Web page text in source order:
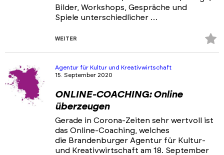
Bilder, Workshops, Gespräche und
Spiele unterschiedlicher …
WEITER
Agentur für Kultur und Kreativwirtschaft
15. September 2020
ONLINE-COACHING: Online
überzeugen
Gerade in Corona-Zeiten sehr wertvoll ist
das Online-Coaching, welches
die Brandenburger Agentur für Kultur-
und Kreativwirtschaft am 18. September